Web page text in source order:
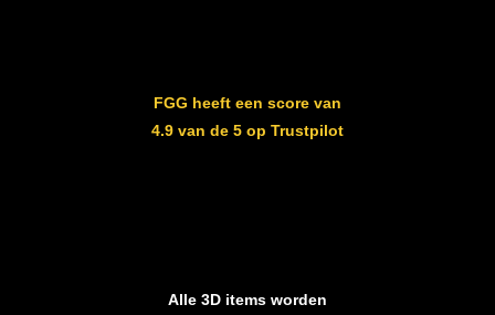
FGG heeft een score van
4.9 van de 5 op Trustpilot
Alle 3D items worden